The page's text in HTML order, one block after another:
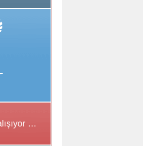
Google Chrome Yavaş Çalışıyor Sorunu için Çözüm Önerileri